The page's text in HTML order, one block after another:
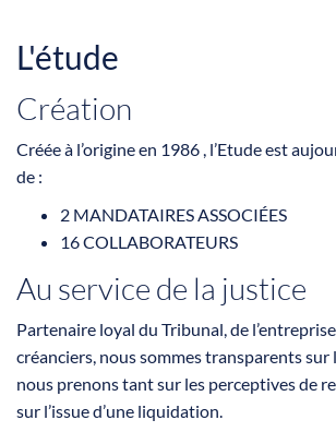
L'étude
Création
Créée à l’origine en 1986 , l’Etude est
de :
2 MANDATAIRES ASSOCIÉES
16 COLLABORATEURS
Au service de la justice
Partenaire loyal du Tribunal, de
créanciers, nous sommes transparents
nous prenons tant sur les perceptives de
sur l’issue d’une liquidation.